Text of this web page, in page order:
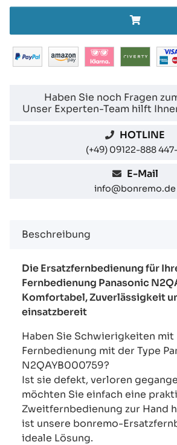
Haben Sie noch Fragen
Unser Experten-Team hilft
HOTLINE
(+49) 09122-888
E-Mail
info@bonremo.de
Beschreibung
Die Ersatzfernbedienung für
Fernbedienung Panasonic
Komfortabel, Zuverlässigkeit
einsatzbereit
Haben Sie Schwierigkeiten
Fernbedienung mit der Type
N2QAYB000759?
Ist sie defekt, verloren
möchten Sie einfach eine
Zweitfernbedienung zur Hand
ist unsere bonremo-
ideale Lösung.